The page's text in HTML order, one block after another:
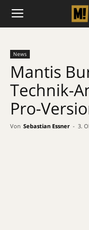
News
Mantis
Technik-
Pro-
Von Sebastian Essner - 3.